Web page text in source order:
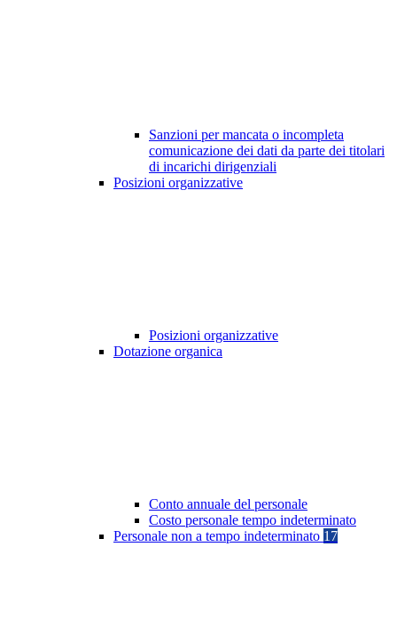
Sanzioni per mancata o incompleta
comunicazione dei dati da parte dei titolari
di incarichi dirigenziali
Posizioni organizzative
Posizioni organizzative
Dotazione organica
Conto annuale del personale
Costo personale tempo indeterminato
Personale non a tempo indeterminato 17